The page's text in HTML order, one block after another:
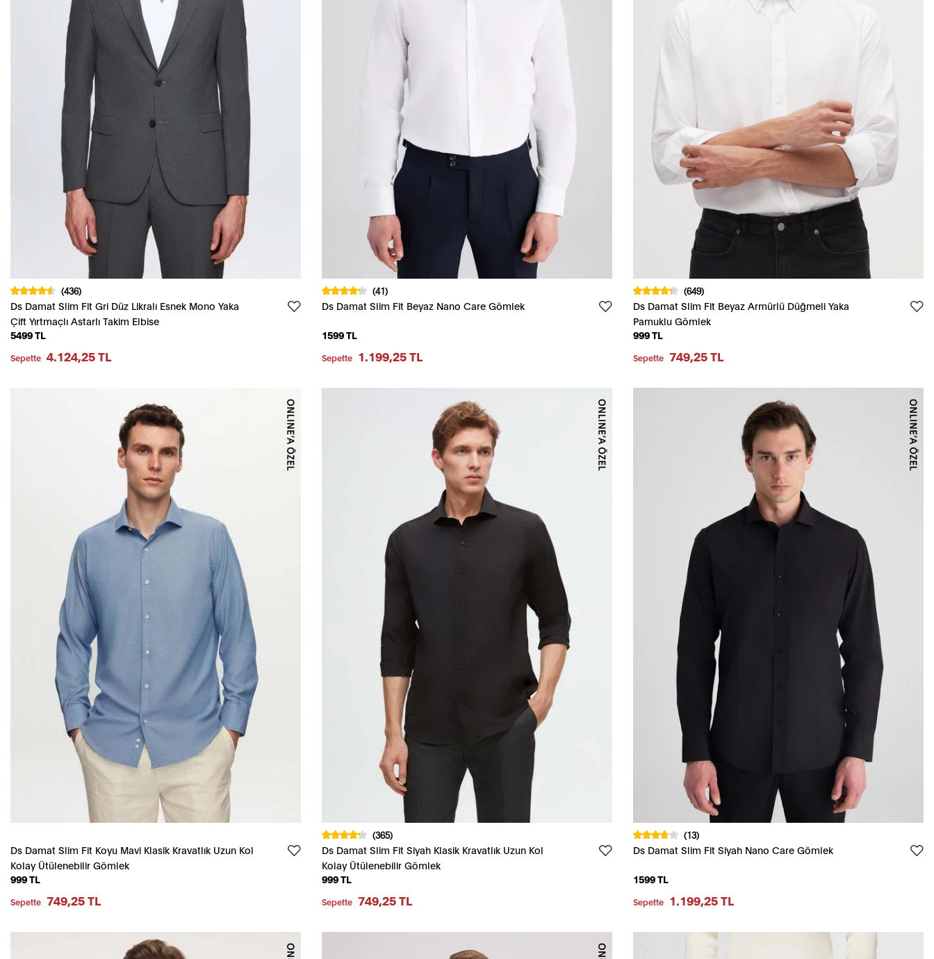
(436)
Ds Damat Slim Fit Gri Düz Likralı Esnek Mono Yaka
Çift Yırtmaçlı Astarlı Takim Elbise
5499 TL
Sepette 4.124,25 TL
(41)
Ds Damat Slim Fit Beyaz Nano Care Gömlek
1599 TL
Sepette 1.199,25 TL
(649)
Ds Damat Slim Fit Beyaz Armürlü Düğmeli Yaka
Pamuklu Gömlek
999 TL
Sepette 749,25 TL
Ds Damat Slim Fit Koyu Mavi Klasik Kravatlık Uzun Kol
Kolay Ütülenebilir Gömlek
999 TL
Sepette 749,25 TL
(365)
Ds Damat Slim Fit Siyah Klasik Kravatlık Uzun Kol
Kolay Ütülenebilir Gömlek
999 TL
Sepette 749,25 TL
(13)
Ds Damat Slim Fit Siyah Nano Care Gömlek
1599 TL
Sepette 1.199,25 TL